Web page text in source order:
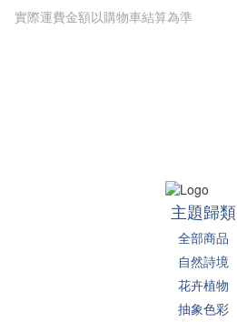
實際運費金額以購物車結算為準
主題歸類
全部商品
自然詩境
花卉植物
抽象色彩